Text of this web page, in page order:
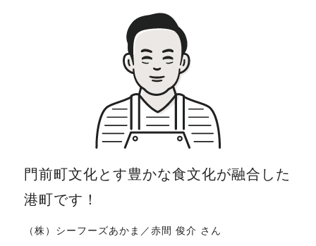
門前町文化とす豊かな食文化が融合した
港町です！
（株）シーフーズあかま／赤間 俊介 さん